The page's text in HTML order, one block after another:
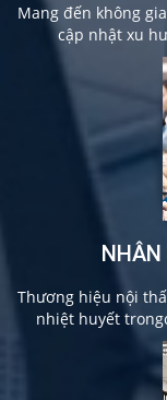
Mang đến không
cập nhật xu
NHÂN
Thương hiệu nội
nhiệt huyết